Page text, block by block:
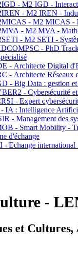
- M2 IGD -
- M2 IREN -
- M2 MICAS -
- M2 MVA -
- M2 SETI -
- PhD
- Architecte Digital
- Architecte Réseaux
- Big Data : gestion et
- Cybersécurité
- Expert
IA : Intelligence
- Management des
- Smart Mobility -
d'échange
- Echange
-
et Cultures,